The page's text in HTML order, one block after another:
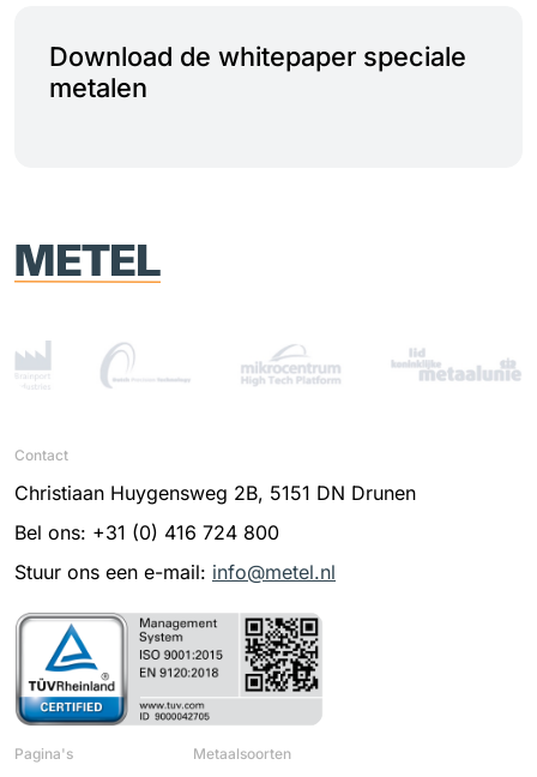
Download de whitepaper speciale
metalen
Contact
Christiaan Huygensweg 2B, 5151 DN Drunen
Bel ons: +31 (0) 416 724 800
Stuur ons een e-mail: info@metel.nl
Pagina's Metaalsoorten